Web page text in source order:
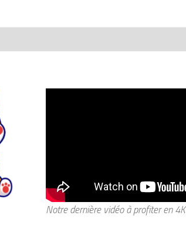
Notre dernière vidéo à profiter en 4K